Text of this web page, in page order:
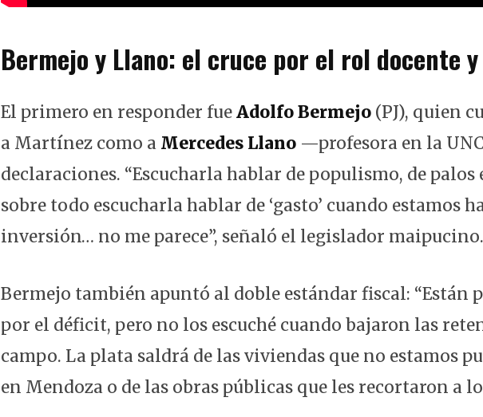
Bermejo y Llano: el cruce por el rol docente
El primero en responder fueAdolfo Bermejo (PJ), quien
a Martínez como a Mercedes Llano —profesora en la
declaraciones. “Escucharla hablar de populismo, de palos
sobre todo escucharla hablar de ‘gasto’ cuando estamos
inversión… no me parece”, señaló el legislador maipucino.
Bermejo también apuntó al doble estándar fiscal: “Están
por el déficit, pero no los escuché cuando bajaron las
campo. La plata saldrá de las viviendas que no estamos
en Mendoza o de las obras públicas que les recortaron a